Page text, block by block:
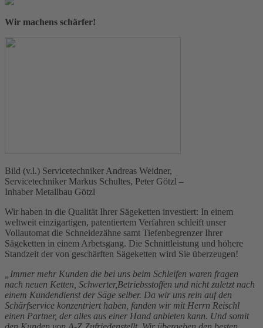
Wir machens schärfer!
Bild (v.l.) Servicetechniker Andreas Weidner,
Servicetechniker Markus Schultes, Peter Götzl –
Inhaber Metallbau Götzl
Wir haben in die Qualität Ihrer Sägeketten investiert: In einem
weltweit einzigartigen, patentiertem Verfahren schleift unser
Vollautomat die Schneidezähne samt Tiefenbegrenzer Ihrer
Sägeketten in einem Arbetsgang. Die Schnittleistung und höhere
Standzeit der von geschärften Sägeketten wird Sie überzeugen!
„Immer mehr Kunden die bei uns beim Schleifen waren fragen
nach neuen Ketten, Schwerter,Betriebsstoffen und nicht zuletzt nach
einem Kundendienst der Säge selber. Da wir uns rein auf den
Schärfservice konzentriert haben, fanden wir mit Herrn Reischl
einen Partner, der alles aus einer Hand anbieten kann. Und somit